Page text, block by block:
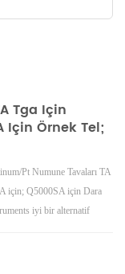
Tga Için
Için Örnek Tel;
Pt Numune Tavaları TA
için; Q5000SA için Dara
iyi bir alternatif